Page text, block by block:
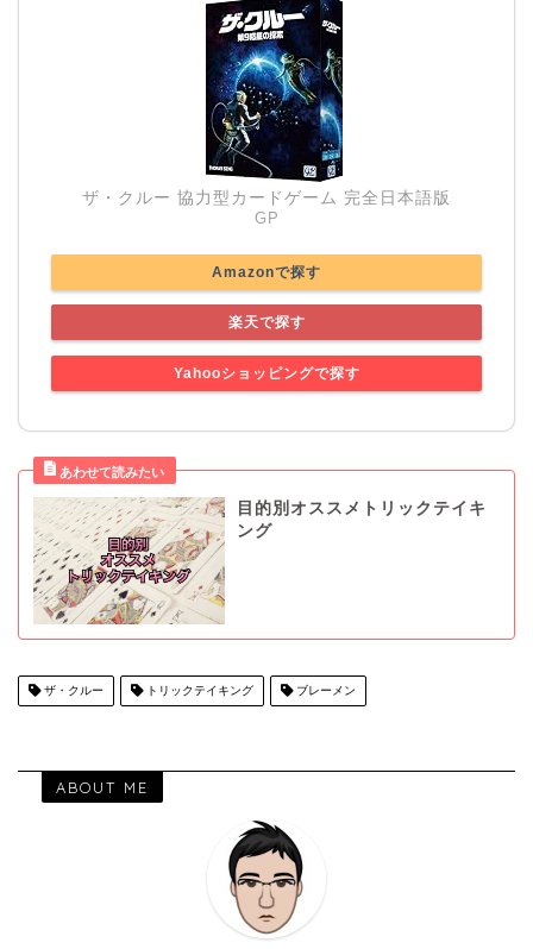
ザ・クルー 協力型カードゲーム 完全日本語版
GP
Amazonで探す
楽天で探す
Yahooショッピングで探す
目的別オススメトリックテイキ
ング
ザ・クルー トリックテイキング ブレーメン
ABOUT ME